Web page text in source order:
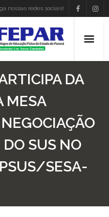
nossas redes sociais!
DA
MESA
SUS NO
SESA-